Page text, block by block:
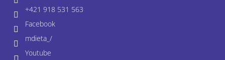
+421 918 531 563
Facebook
mdieta_/
Youtube